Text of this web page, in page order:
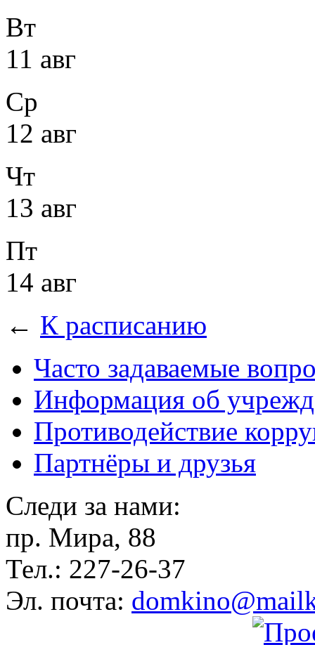
Вт
11 авг
Ср
12 авг
Чт
13 авг
Пт
14 авг
← К расписанию
Часто задаваемые
Информация об
Противодействие
Партнёры и друзья
Следи за нами:
пр. Мира, 88
Тел.: 227-26-37
Эл. почта: